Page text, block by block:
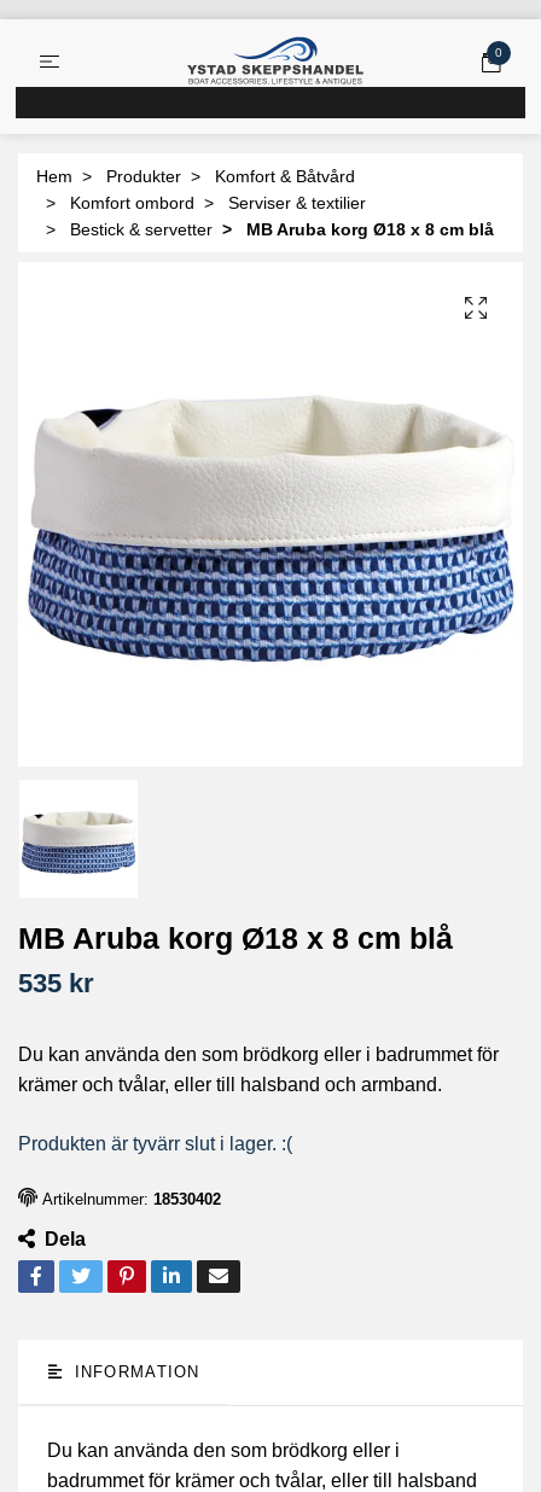
0
Hem Produkter
Komfort & Båtvård
Komfort ombord
Serviser & textilier
Bestick & servetter
MB Aruba korg Ø18 x 8 cm blå
MB Aruba korg Ø18 x 8 cm blå
535 kr
Du kan använda den som brödkorg eller i badrummet för
krämer och tvålar, eller till halsband och armband.
Produkten är tyvärr slut i lager. :(
Artikelnummer: 18530402
Dela
INFORMATION
Du kan använda den som brödkorg eller i
badrummet för krämer och tvålar, eller till halsband